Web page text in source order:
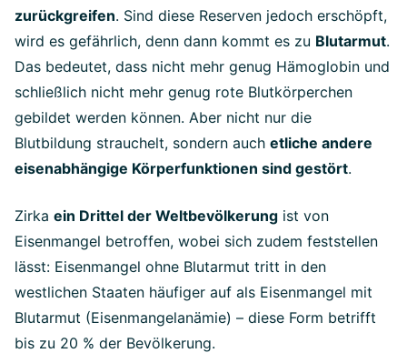
zurückgreifen. Sind diese Reserven jedoch erschöpft,
wird es gefährlich, denn dann kommt es zu Blutarmut.
Das bedeutet, dass nicht mehr genug Hämoglobin und
schließlich nicht mehr genug rote Blutkörperchen
gebildet werden können. Aber nicht nur die
Blutbildung strauchelt, sondern auch etliche andere
eisenabhängige Körperfunktionen sind gestört.
Zirka ein Drittel der Weltbevölkerung ist von
Eisenmangel betroffen, wobei sich zudem feststellen
lässt: Eisenmangel ohne Blutarmut tritt in den
westlichen Staaten häufiger auf als Eisenmangel mit
Blutarmut (Eisenmangelanämie) – diese Form betrifft
bis zu 20 % der Bevölkerung.